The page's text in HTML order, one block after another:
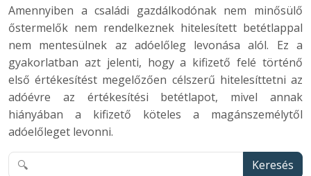
Amennyiben a családi gazdálkodónak nem minősülő
őstermelők nem rendelkeznek hitelesített betétlappal
nem mentesülnek az adóelőleg levonása alól. Ez a
gyakorlatban azt jelenti, hogy a kifizető felé történő
első értékesítést megelőzően célszerű hitelesíttetni az
adóévre az értékesítési betétlapot, mivel annak
hiányában a kifizető köteles a magánszemélytől
adóelőleget levonni.
Keresés